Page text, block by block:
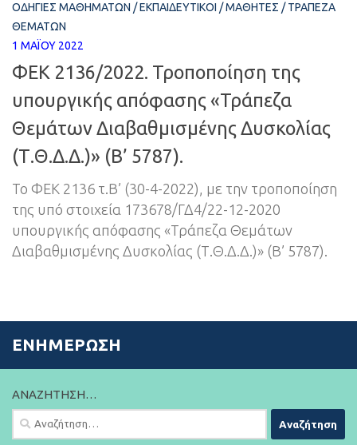
ΟΔΗΓΊΕΣ ΜΑΘΗΜΆΤΩΝ /ΕΚΠΑΙΔΕΥΤΙΚΟΊ /ΜΑΘΗΤΈΣ /ΤΡΆΠΕΖΑ
ΘΕΜΆΤΩΝ
1 ΜΑΪ́ΟΥ 2022
ΦΕΚ 2136/2022. Τροποποίηση της
υπουργικής απόφασης «Τράπεζα
Θεμάτων Διαβαθμισμένης Δυσκολίας
(Τ.Θ.Δ.Δ.)» (Β’ 5787).
Το ΦΕΚ 2136 τ.Β’ (30-4-2022), με την τροποποίηση
της υπό στοιχεία 173678/ΓΔ4/22-12-2020
υπουργικής απόφασης «Τράπεζα Θεμάτων
Διαβαθμισμένης Δυσκολίας (Τ.Θ.Δ.Δ.)» (Β’ 5787).
ΕΝΗΜΈΡΩΣΗ
ΑΝΑΖΉΤΗΣΗ…
Αναζήτηση
για: